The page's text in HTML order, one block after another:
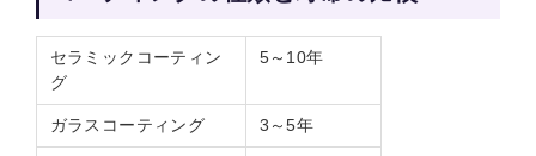
セラミックコーティン
グ
5～10年
ガラスコーティング 3～5年